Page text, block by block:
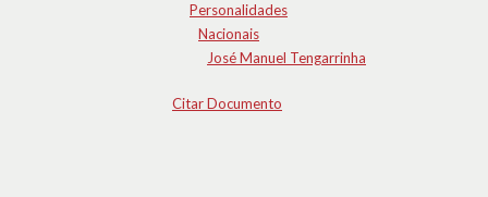
Personalidades
Nacionais
José Manuel Tengarrinha
Citar Documento